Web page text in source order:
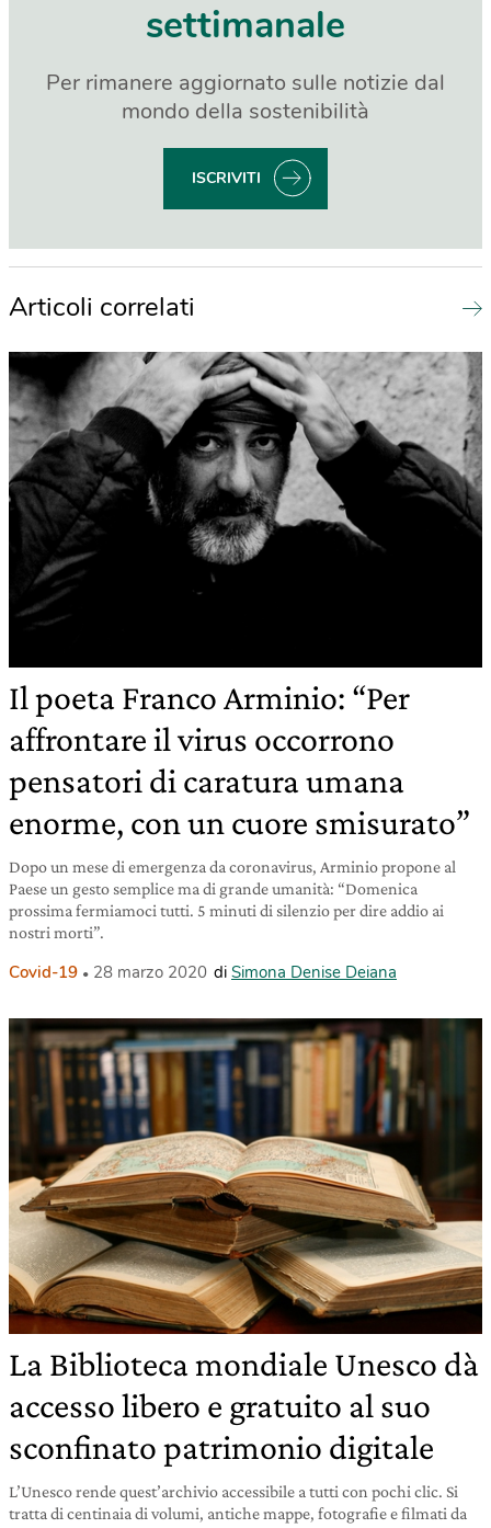
settimanale
Per rimanere aggiornato sulle notizie dal
mondo della sostenibilità
ISCRIVITI
Articoli correlati
Il poeta Franco Arminio: “Per
affrontare il virus occorrono
pensatori di caratura umana
enorme, con un cuore smisurato”
Dopo un mese di emergenza da coronavirus, Arminio propone al
Paese un gesto semplice ma di grande umanità: “Domenica
prossima fermiamoci tutti. 5 minuti di silenzio per dire addio ai
nostri morti”.
Covid-19 28 marzo 2020 di Simona Denise Deiana
La Biblioteca mondiale Unesco dà
accesso libero e gratuito al suo
sconfinato patrimonio digitale
L’Unesco rende quest’archivio accessibile a tutti con pochi clic. Si
tratta di centinaia di volumi, antiche mappe, fotografie e filmati da